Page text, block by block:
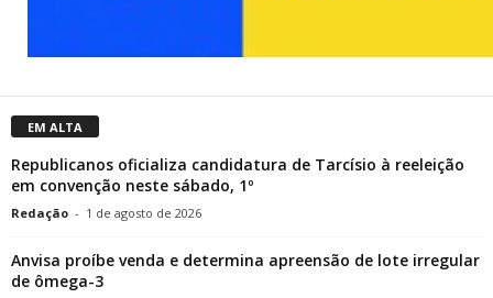
EM ALTA
Republicanos oficializa candidatura de Tarcísio à reeleição
em convenção neste sábado, 1º
Redação - 1 de agosto de 2026
Anvisa proíbe venda e determina apreensão de lote irregular
de ômega-3